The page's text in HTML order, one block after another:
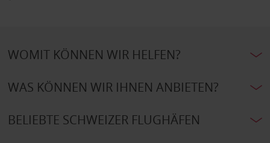
WOMIT KÖNNEN WIR HELFEN?
WAS KÖNNEN WIR IHNEN ANBIETEN?
BELIEBTE SCHWEIZER FLUGHÄFEN